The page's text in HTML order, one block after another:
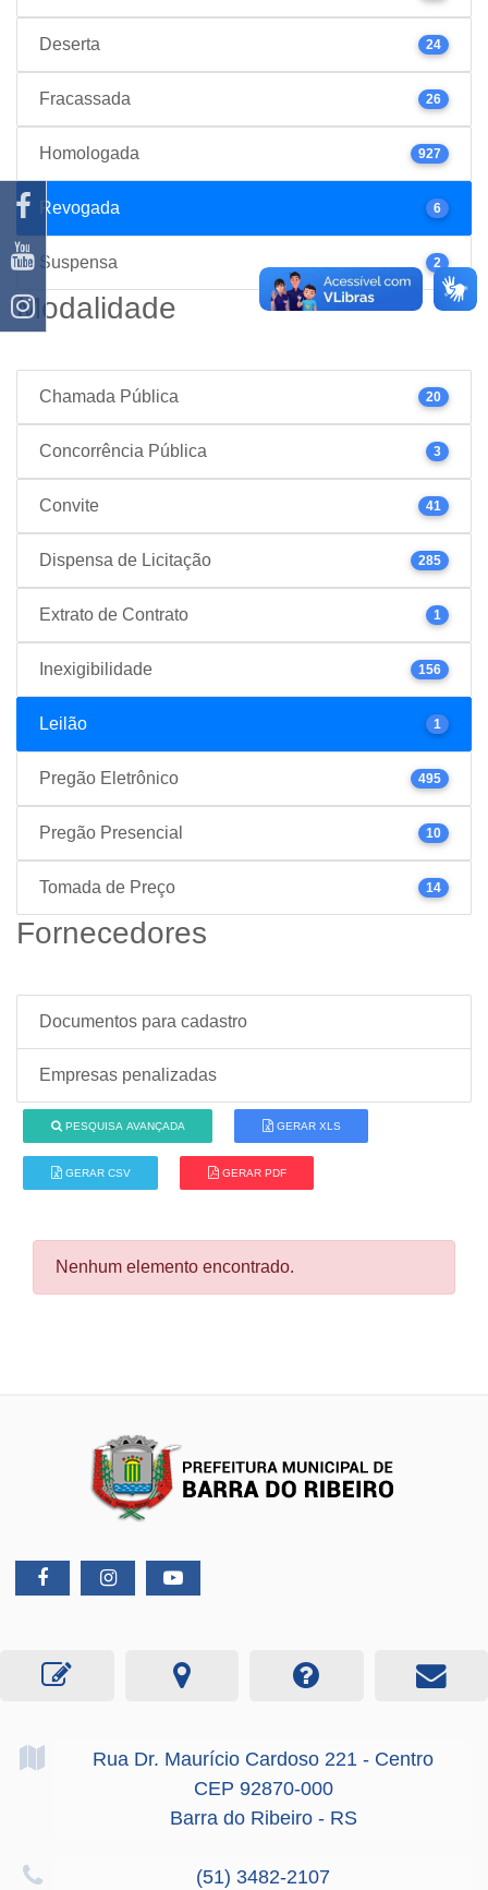
Deserta 24
Fracassada 26
Homologada 927
Revogada 6
Suspensa 2
Modalidade
Chamada Pública 20
Concorrência Pública 3
Convite 41
Dispensa de Licitação 285
Extrato de Contrato 1
Inexigibilidade 156
Leilão 1
Pregão Eletrônico 495
Pregão Presencial 10
Tomada de Preço 14
Fornecedores
Documentos para cadastro
Empresas penalizadas
PESQUISA AVANÇADA GERAR XLS
GERAR CSV GERAR PDF
Nenhum elemento encontrado.
Rua Dr. Maurício Cardoso 221 - Centro
CEP 92870-000
Barra do Ribeiro - RS
(51) 3482-2107